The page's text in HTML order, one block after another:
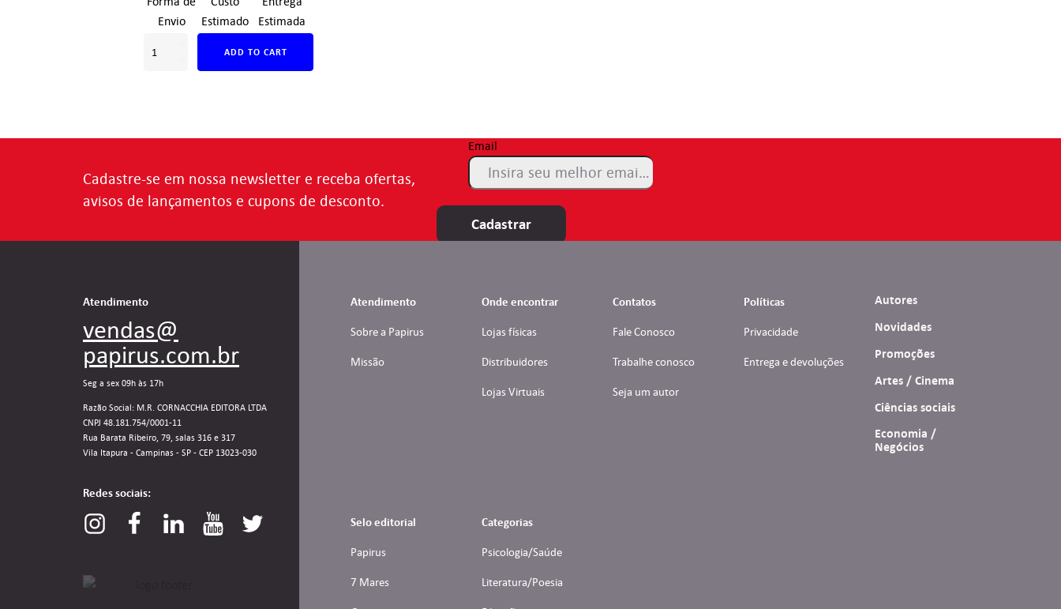
Envio
Estimado
Estimada
ADD TO CART
Cadastre-se em nossa newsletter e receba ofertas,
avisos de lançamentos e cupons de desconto.
Email
Cadastrar
Atendimento
vendas@
papirus.com.br
Seg a sex 09h às 17h
Razão Social: M.R. CORNACCHIA EDITORA LTDA
CNPJ 48.181.754/0001-11
Rua Barata Ribeiro, 79, salas 316 e 317
Vila Itapura - Campinas - SP - CEP 13023-030
Redes sociais:
Atendimento
Sobre a Papirus
Missão
Onde encontrar
Lojas físicas
Distribuidores
Lojas Virtuais
Contatos
Fale Conosco
Trabalhe conosco
Seja um autor
Políticas
Privacidade
Entrega e devoluções
Autores
Novidades
Promoções
Artes / Cinema
Ciências sociais
Economia /
Negócios
Selo editorial
Papirus
7 Mares
Categorias
Psicologia/Saúde
Literatura/Poesia